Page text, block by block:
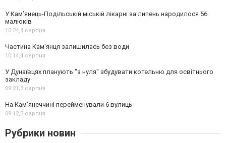
У Кам’янець-Подільській міській лікарні за липень народилося 56
малюків
10:24,4 серпня
Частина Кам'янця залишилась без води
10:14,4 серпня
У Дунаївцях планують "з нуля" збудувати котельню для освітнього
закладу
09:21,3 серпня
На Камʼянеччині перейменували 6 вулиць
09:12,3 серпня
Рубрики новин